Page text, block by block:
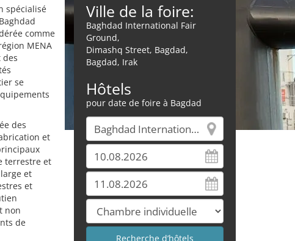
spécialisé
comme
MENA
se
des
et
terrestre et
et
et
non
de
Ville de la foire:
Baghdad International Fair
Ground,
Dimashq Street, Bagdad,
Bagdad, Irak
Hôtels
pour date de foire à Bagdad